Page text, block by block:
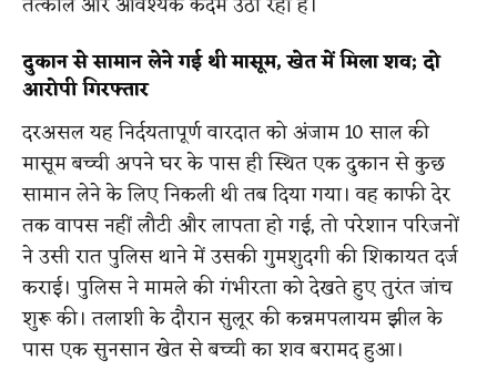
दुकान से सामान लेने गई थी मासूम, खेत में मिला शव; दो
आरोपी गिरफ्तार
दरअसल यह निर्दयतापूर्ण वारदात को अंजाम 10 साल की
मासूम बच्ची अपने घर के पास ही स्थित एक दुकान से कुछ
सामान लेने के लिए निकली थी तब दिया गया। वह काफी देर
तक वापस नहीं लौटी और लापता हो गई, तो परेशान परिजनों
ने उसी रात पुलिस थाने में उसकी गुमशुदगी की शिकायत दर्ज
कराई। पुलिस ने मामले की गंभीरता को देखते हुए तुरंत जांच
शुरू की। तलाशी के दौरान सुलूर की कन्नमपलायम झील के
पास एक सुनसान खेत से बच्ची का शव बरामद हुआ।